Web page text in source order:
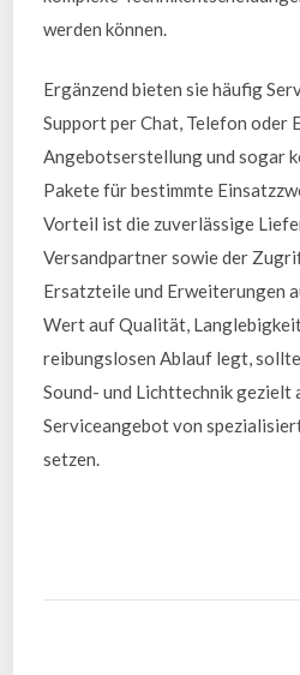
werden können.
Ergänzend bieten sie häufig
Support per Chat, Telefon oder
Angebotserstellung und sogar
Pakete für bestimmte
Vorteil ist die zuverlässige
Versandpartner sowie der
Ersatzteile und Erweiterungen
Wert auf Qualität,
reibungslosen Ablauf legt,
Sound- und Lichttechnik gezielt
Serviceangebot von
setzen.